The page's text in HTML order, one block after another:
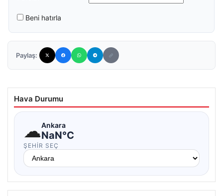
Beni hatırla
Paylaş:
Hava Durumu
☁Ankara
NaN°C
ŞEHIR SEÇ